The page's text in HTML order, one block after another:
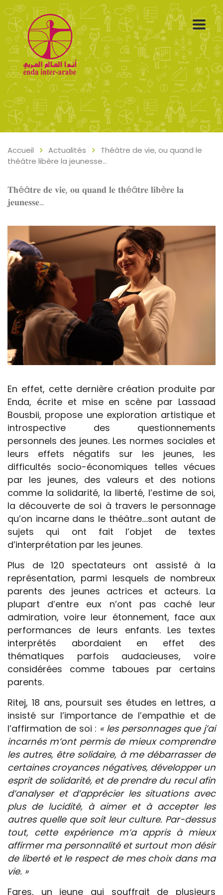
Accueil Actualités
Théâtre de vie, ou quand le
théâtre libère la jeunesse…
𝐓𝐡éâ𝐭𝐫𝐞 𝐝𝐞 𝐯𝐢𝐞, 𝐨𝐮 𝐪𝐮𝐚𝐧𝐝 𝐥𝐞 𝐭𝐡éâ𝐭𝐫𝐞 𝐥𝐢𝐛è𝐫𝐞 𝐥𝐚
𝐣𝐞𝐮𝐧𝐞𝐬𝐬𝐞…
En effet, cette dernière création produite par
Enda, écrite et mise en scène par Lassaad
Bousbii, propose une exploration artistique et
introspective des questionnements
personnels des jeunes. Les normes sociales et
leurs effets négatifs sur les jeunes, les
difficultés socio-économiques telles vécues
par les jeunes, des valeurs et des notions
comme la solidarité, la liberté, l’estime de soi,
la découverte de soi à travers le personnage
qu’on incarne dans le théâtre….sont autant de
sujets qui ont fait l’objet de textes
d’interprétation par les jeunes.
Plus de 120 spectateurs ont assisté à la
représentation, parmi lesquels de nombreux
parents des jeunes actrices et acteurs. La
plupart d’entre eux n’ont pas caché leur
admiration, voire leur étonnement, face aux
performances de leurs enfants. Les textes
interprétés abordaient en effet des
thématiques parfois audacieuses, voire
considérées comme taboues par certains
parents.
Ritej, 18 ans, poursuit ses études en lettres, a
insisté sur l’importance de l’empathie et de
l’affirmation de soi : « les personnages que j’ai
incarnés m’ont permis de mieux comprendre
les autres, être solidaire, à me débarrasser de
certaines croyances négatives, développer un
esprit de solidarité, et de prendre du recul afin
d’analyser et d’apprécier les situations avec
plus de lucidité, à aimer et à accepter les
autres quelle que soit leur culture. Par-dessus
tout, cette expérience m’a appris à mieux
affirmer ma personnalité et surtout mon désir
de liberté et le respect de mes choix dans ma
vie. »
Fares, un jeune qui souffrait de plusieurs